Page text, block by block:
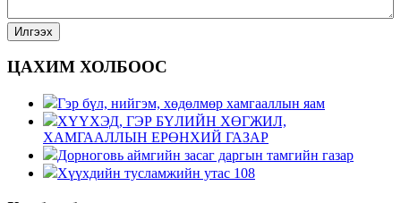
ЦАХИМ ХОЛБООС
Гэр бүл, нийгэм, хөдөлмөр хамгааллын яам
ХҮҮХЭД, ГЭР БҮЛИЙН ХӨГЖИЛ,
ХАМГААЛЛЫН ЕРӨНХИЙ ГАЗАР
Дорноговь аймгийн засаг даргын тамгийн газар
Хүүхдийн тусламжийн утас 108